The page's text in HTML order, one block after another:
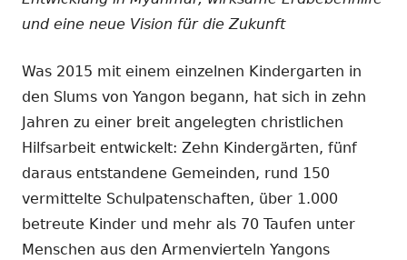
und eine neue Vision für die Zukunft
Was 2015 mit einem einzelnen Kindergarten in
den Slums von Yangon begann, hat sich in zehn
Jahren zu einer breit angelegten christlichen
Hilfsarbeit entwickelt: Zehn Kindergärten, fünf
daraus entstandene Gemeinden, rund 150
vermittelte Schulpatenschaften, über 1.000
betreute Kinder und mehr als 70 Taufen unter
Menschen aus den Armenvierteln Yangons